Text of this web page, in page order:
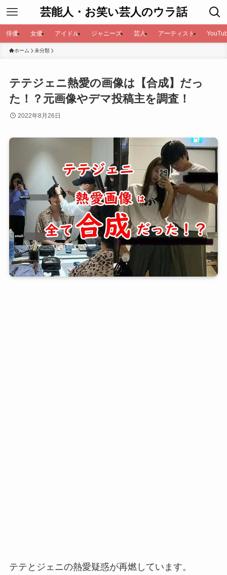
芸能人・お笑い芸人のウラ話
俳優 女優 アイドル ジャニーズ 芸人 アーティスト
ホーム 未分類
テテジェニ熱愛の画像は【合成】だっ
た！？元画像やデマ投稿主を調査！
2022年8月26日
テテとジェニの熱愛疑惑が再燃しています。